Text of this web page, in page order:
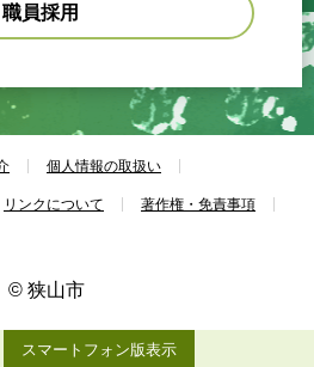
職員採用
個人情報の取扱い
リンクについて 著作権・免責事項
© 狭山市
スマートフォン版表示